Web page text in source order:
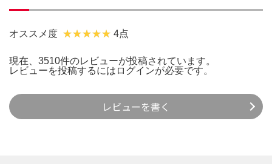
オススメ度 4点
現在、3510件のレビューが投稿されています。
レビューを投稿するには ログインが必要です。
レビューを書く